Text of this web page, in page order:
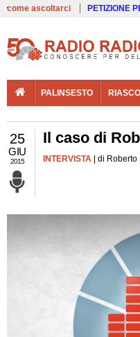
come ascoltarci PETIZIONE
PALINSESTO
25
GIU
2015
Il caso di
INTERVISTA | di